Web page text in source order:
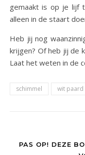
gemaakt is op je lijf
alleen in de staart
Heb jij nog
krijgen? Of heb jij de
Laat het weten in de
schimmel wit paard
PAS OP! DEZE